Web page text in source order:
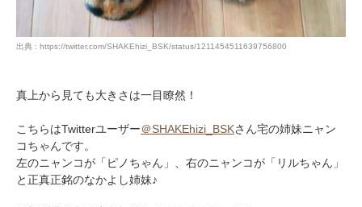
出典 : https://twitter.com/SHAKEhizi_BSK/status/1211454511639756800
真上から見ても大きさは一目瞭然！
こちらはTwitterユーザー＠SHAKEhizi_BSKさん宅の姉妹ニャン
コちゃんです。
左のニャンコが「ピノちゃん」、右のニャンコが「リルちゃん」
と正真正銘のなかよし姉妹♪